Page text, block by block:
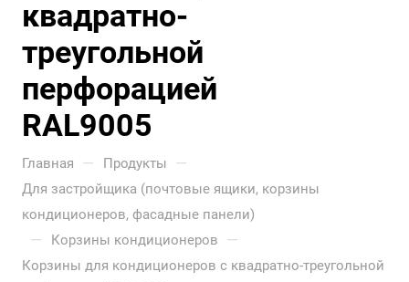
квадратно-
треугольной
перфорацией
RAL9005
Главная — Продукты —
Для застройщика (почтовые ящики, корзины
кондиционеров, фасадные панели)
— Корзины кондиционеров —
Корзины для кондиционеров с квадратно-треугольной